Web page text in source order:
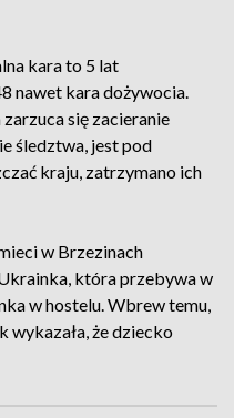
kara to 5 lat
nawet kara dożywocia.
się zacieranie
śledztwa, jest pod
kraju, zatrzymano ich
w Brzezinach
która przebywa w
w hostelu. Wbrew temu,
wykazała, że dziecko